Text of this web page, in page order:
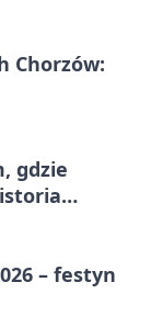
Chorzów:
gdzie
– festyn